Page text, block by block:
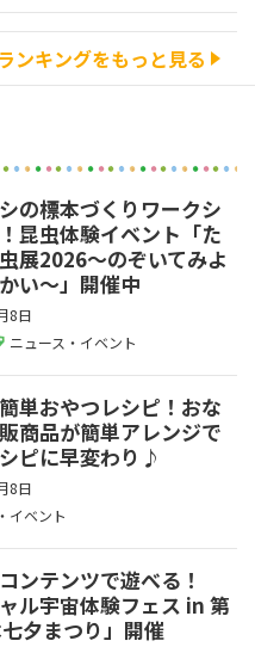
ランキングをもっと見る
の標本づくりワークシ
昆虫体験イベント「た
展2026～のぞいてみよ
い～」開催中
8日
ニュース・イベント
単おやつレシピ！おな
商品が簡単アレンジで
ピに早変わり♪
8日
イベント
ンテンツで遊べる！
ャル宇宙体験フェス in 第
夕まつり」開催